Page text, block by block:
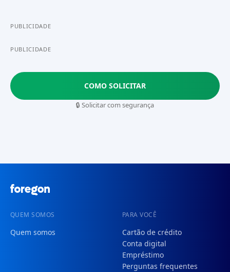
PUBLICIDADE
PUBLICIDADE
COMO SOLICITAR
🔒 Solicitar com segurança
QUEM SOMOS
Quem somos
PARA VOCÊ
Cartão de crédito
Conta digital
Empréstimo
Perguntas frequentes